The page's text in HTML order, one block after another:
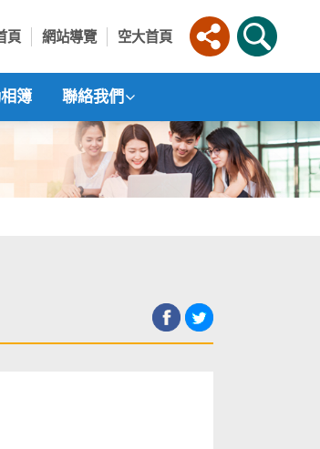
頁
網站導覽 空大首頁
簿 聯絡我們